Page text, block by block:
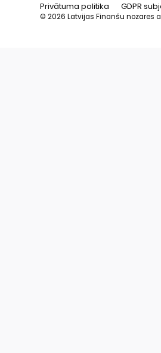
Privātuma politika GDPR
© 2026 Latvijas Finanšu nozares